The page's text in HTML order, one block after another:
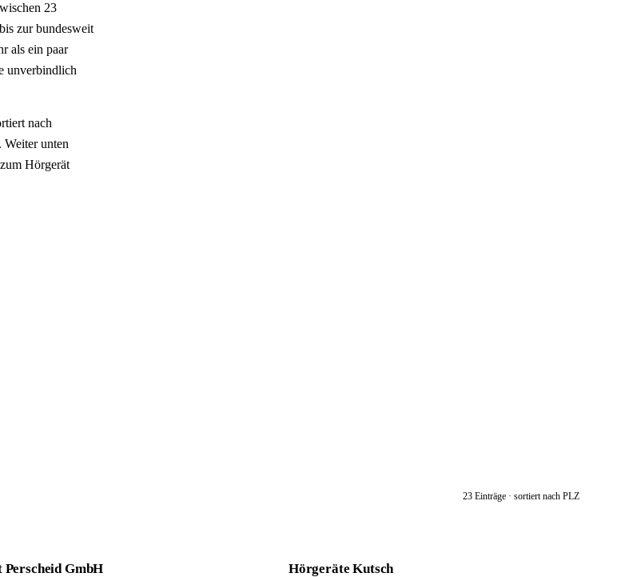
23
zur bundesweit
als ein paar
unverbindlich
nach
Weiter unten
Hörgerät
23 Einträge · sortiert nach PLZ
GmbH Hörgeräte Kutsch